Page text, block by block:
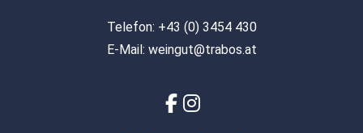
Telefon: +43 (0) 3454 430
E-Mail: weingut@trabos.at